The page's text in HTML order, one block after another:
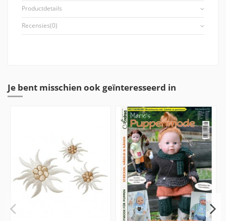
Productdetails
Recensies(0)
Je bent misschien ook geïnteresseerd in